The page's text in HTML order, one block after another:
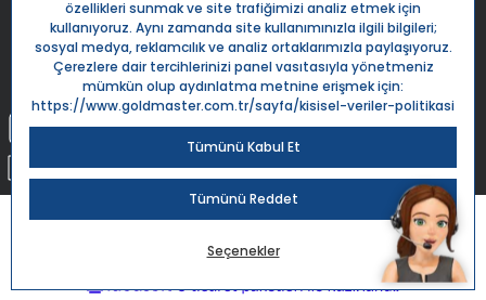
Destek Hattı
0850 532 5666
Bize Yazın
Kargom Nerede?
Goldmaster.com.tr © 2024 - Tüm hakları saklıdır.
Kredi kartı bilgileriniz 256bit SSL Sertifikası ile %100 koruma altındadır.
ile
Live Support